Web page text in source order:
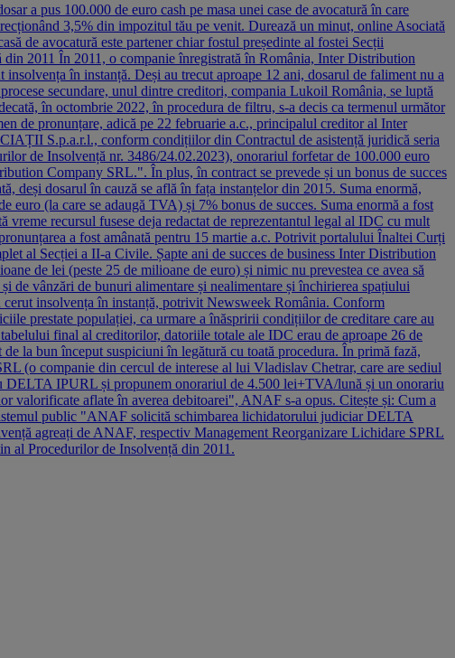
a pus 100.000 de euro cash pe masa unei case de avocatură în care
3,5% din impozitul tău pe venit. Durează un minut, online Asociată
de avocatură este partener chiar fostul președinte al fostei Secții
2011 În 2011, o companie înregistrată în România, Inter Distribution
în instanță. Deși au trecut aproape 12 ani, dosarul de faliment nu a
secundare, unul dintre creditori, compania Lukoil România, se luptă
în octombrie 2022, în procedura de filtru, s-a decis ca termenul următor
de pronunțare, adică pe 22 februarie a.c., principalul creditor al Inter
S.p.a.r.l., conform condițiilor din Contractul de asistență juridică seria
de Insolvență nr. 3486/24.02.2023), onorariul forfetar de 100.000 euro
Company SRL.". În plus, în contract se prevede și un bonus de succes
deși dosarul în cauză se află în fața instanțelor din 2015. Suma enormă,
euro (la care se adaugă TVA) și 7% bonus de succes. Suma enormă a fost
recursul fusese deja redactat de reprezentantul legal al IDC cu mult
a fost amânată pentru 15 martie a.c. Potrivit portalului Înaltei Curți
al Secției a II-a Civile. Șapte ani de succes de business Inter Distribution
de lei (peste 25 de milioane de euro) și nimic nu prevestea ce avea să
de vânzări de bunuri alimentare și nealimentare și închirierea spațiului
insolvența în instanță, potrivit Newsweek România. Conform
prestate populației, ca urmare a înăspririi condițiilor de creditare care au
final al creditorilor, datoriile totale ale IDC erau de aproape 26 de
la bun început suspiciuni în legătură cu toată procedura. În primă fază,
(o companie din cercul de interese al lui Vladislav Chetrar, care are sediul
IPURL și propunem onorariul de 4.500 lei+TVA/lună și un onorariu
valorificate aflate în averea debitoarei", ANAF s-a opus. Citește și: Cum a
public "ANAF solicită schimbarea lichidatorului judiciar DELTA
agreați de ANAF, respectiv Management Reorganizare Lichidare SPRL
al Procedurilor de Insolvență din 2011.